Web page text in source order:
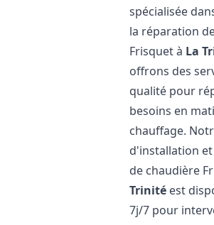
spécialisée
la réparation
Frisquet à La
offrons des
qualité pour
besoins en
chauffage.
d'installation
de chaudière
Trinité est
7j/7 pour